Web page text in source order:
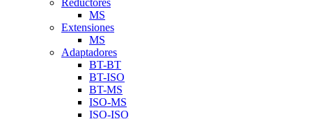
Reductores
MS
Extensiones
MS
Adaptadores
BT-BT
BT-ISO
BT-MS
ISO-MS
ISO-ISO